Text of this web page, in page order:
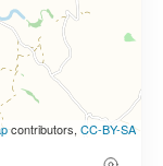
contributors, CC-BY-SA